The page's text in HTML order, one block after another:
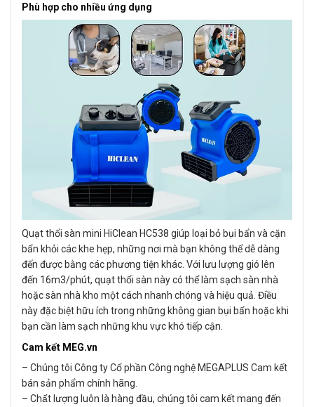
Phù hợp cho nhiều ứng dụng
Quạt thổi sàn mini HiClean HC538 giúp loại bỏ bụi bẩn và cặn
bẩn khỏi các khe hẹp, những nơi mà bạn không thể dễ dàng
đến được bằng các phương tiện khác. Với lưu lượng gió lên
đến 16m3/phút, quạt thổi sàn này có thể làm sạch sàn nhà
hoặc sàn nhà kho một cách nhanh chóng và hiệu quả. Điều
này đặc biệt hữu ích trong những không gian bụi bẩn hoặc khi
bạn cần làm sạch những khu vực khó tiếp cận.
Cam kết MEG.vn
– Chúng tôi Công ty Cổ phần Công nghệ MEGAPLUS Cam kết
bán sản phẩm chính hãng.
– Chất lượng luôn là hàng đầu, chúng tôi cam kết mang đến